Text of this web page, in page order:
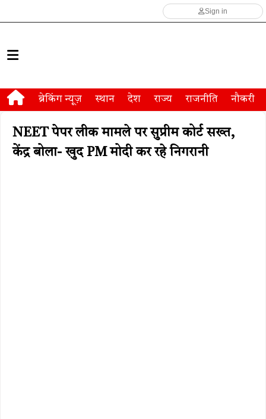
Sign in
ब्रेकिंग न्यूज़ स्थान देश राज्य राजनीति नौकरी
NEET पेपर लीक मामले पर सुप्रीम कोर्ट सख्त,
केंद्र बोला- खुद PM मोदी कर रहे निगरानी